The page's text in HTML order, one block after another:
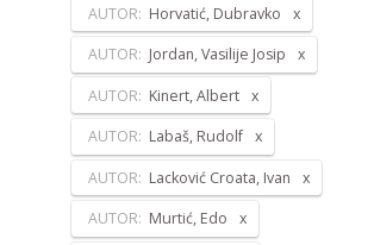
AUTOR: Horvatić, Dubravko
AUTOR: Jordan, Vasilije Josip
AUTOR: Kinert, Albert
AUTOR: Labaš, Rudolf
AUTOR: Lacković Croata, Ivan
AUTOR: Murtić, Edo